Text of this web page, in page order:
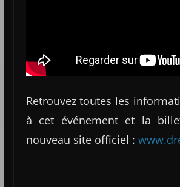
Retrouvez toutes les
à cet événement et la
nouveau site officiel :